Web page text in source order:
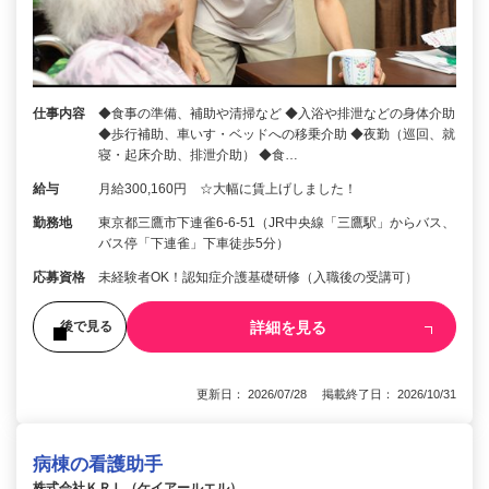
仕事内容
◆食事の準備、補助や清掃など ◆入浴や排泄などの身体介助
◆歩行補助、車いす・ベッドへの移乗介助 ◆夜勤（巡回、就
寝・起床介助、排泄介助） ◆食…
給与 月給300,160円 ☆大幅に賃上げしました！
勤務地
東京都三鷹市下連雀6‐6‐51（JR中央線「三鷹駅」からバス、
バス停「下連雀」下車徒歩5分）
応募資格 未経験者OK！認知症介護基礎研修（入職後の受講可）
後で見る 詳細を見る
更新日： 2026/07/28 掲載終了日： 2026/10/31
病棟の看護助手